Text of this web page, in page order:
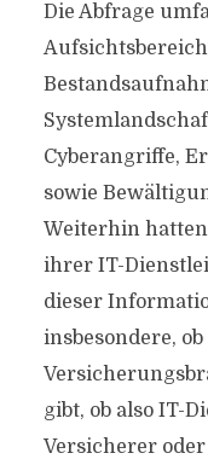
Die Abfrage
Cyberangriffe,
sowie
Weiterhin
ihrer IT-
dieser
insbesondere,
gibt, ob also IT-
Versicherer